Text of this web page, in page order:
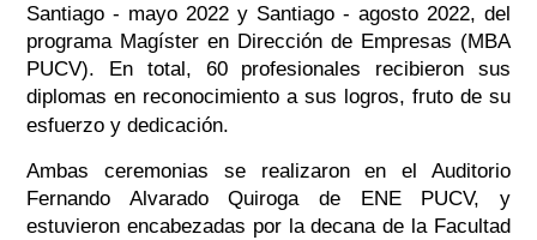
Santiago - mayo 2022 y Santiago - agosto 2022, del
programa Magíster en Dirección de Empresas (MBA
PUCV). En total, 60 profesionales recibieron sus
diplomas en reconocimiento a sus logros, fruto de su
esfuerzo y dedicación.
Ambas ceremonias se realizaron en el Auditorio
Fernando Alvarado Quiroga de ENE PUCV, y
estuvieron encabezadas por la decana de la Facultad